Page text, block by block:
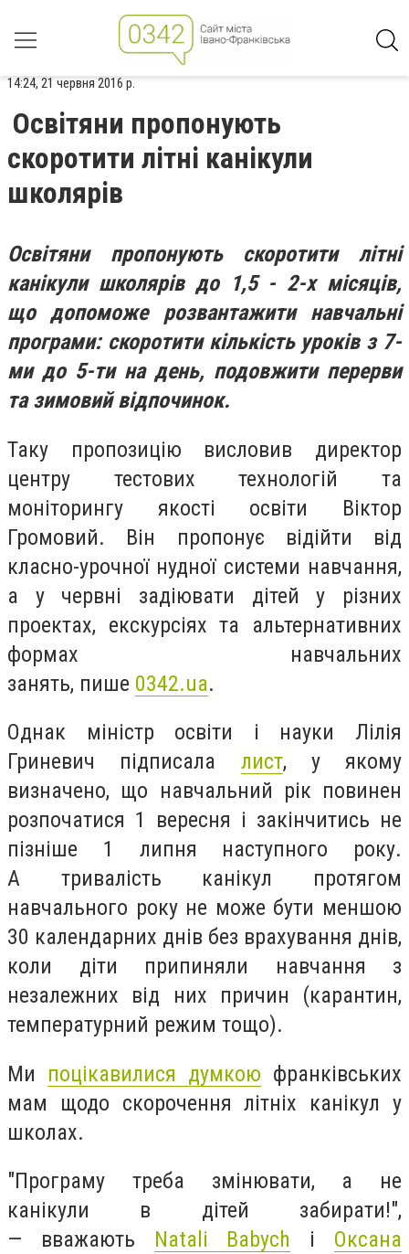
14:24, 21 червня 2016 р.
Освітяни пропонують
скоротити літні канікули
школярів
Освітяни пропонують скоротити літні
канікули школярів до 1,5 - 2-х місяців,
що допоможе розвантажити навчальні
програми: скоротити кількість уроків з 7-
ми до 5-ти на день, подовжити перерви
та зимовий відпочинок.
Таку пропозицію висловив директор
центру тестових технологій та
моніторингу якості освіти Віктор
Громовий. Він пропонує відійти від
класно-урочної нудної системи навчання,
а у червні задіювати дітей у різних
проектах, екскурсіях та альтернативних
формах навчальних
занять, пише 0342.ua.
Однак міністр освіти і науки Лілія
Гриневич підписала лист, у якому
визначено, що навчальний рік повинен
розпочатися 1 вересня і закінчитись не
пізніше 1 липня наступного року.
А тривалість канікул протягом
навчального року не може бути меншою
30 календарних днів без врахування днів,
коли діти припиняли навчання з
незалежних від них причин (карантин,
температурний режим тощо).
Ми поцікавилися думкою франківських
мам щодо скорочення літніх канікул у
школах.
"Програму треба змінювати, а не
канікули в дітей забирати!",
— вважають Natali Babych і Оксана